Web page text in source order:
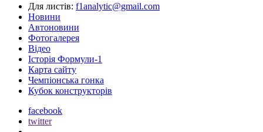
Для листів: f1analytic@gmail.com
Новини
Автоновини
Фотогалерея
Відео
Історія Формули-1
Карта сайту
Чемпіонська гонка
Кубок конструкторів
facebook
twitter